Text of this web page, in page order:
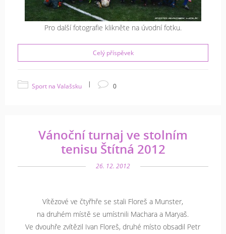
Pro další fotografie klikněte na úvodní fotku.
Celý příspěvek
Sport na Valašsku | 0
Vánoční turnaj ve stolním
tenisu Štítná 2012
26. 12. 2012
Vítězové ve čtyřhře se stali Floreš a Munster,
na druhém místě se umístnili Machara a Maryaš.
Ve dvouhře zvítězil Ivan Floreš, druhé místo obsadil Petr